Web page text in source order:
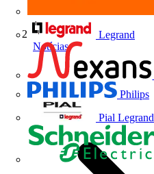
Legrand
Philips
Pial Legrand
Notícias